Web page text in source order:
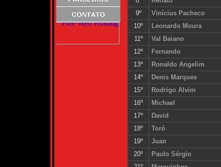
9º
Vinícius Pacheco
10º
Leonardo Moura
11º
Val Baiano
12º
Fernando
13º
Ronaldo Angelim
14º
Denis Marques
15º
Rodrigo Alvim
16º
Michael
17º
David
18º
Toró
19º
Juan
20º
Paulo Sérgio